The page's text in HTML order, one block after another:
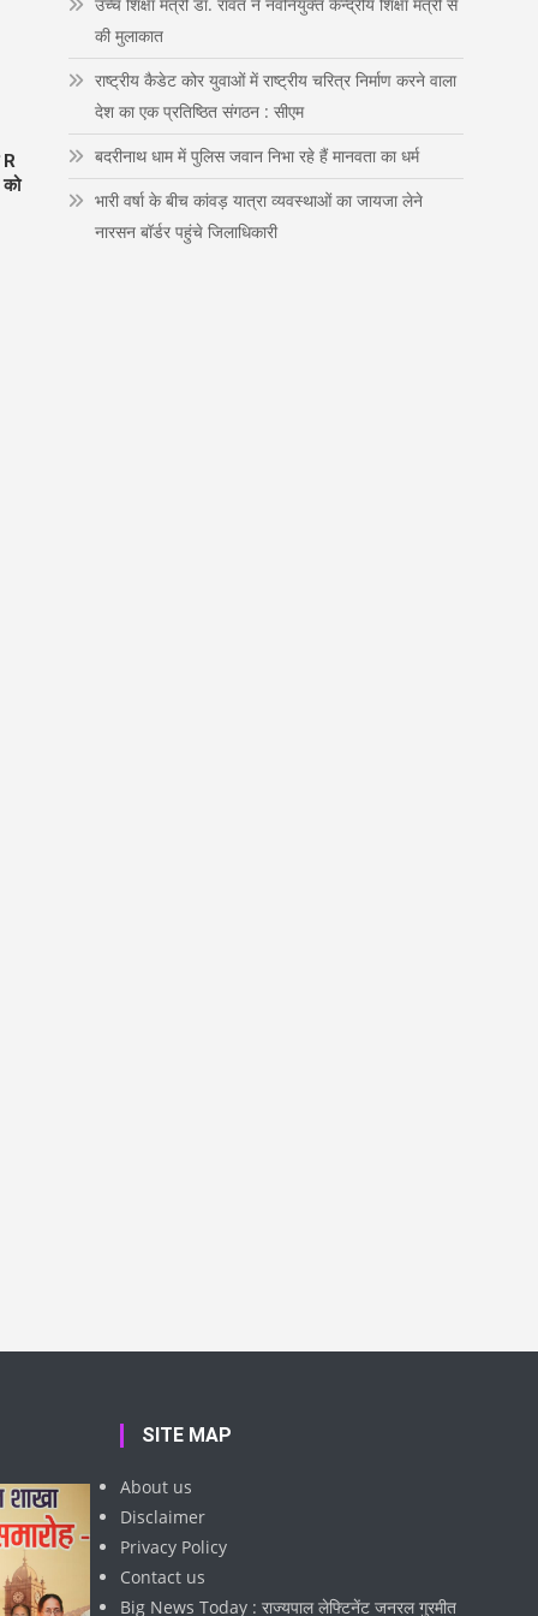
R
n
की मुलाकात
राष्ट्रीय कैडेट कोर युवाओं में राष्ट्रीय चरित्र निर्माण करने वाला
देश का एक प्रतिष्ठित संगठन : सीएम
बदरीनाथ धाम में पुलिस जवान निभा रहे हैं मानवता का धर्म
भारी वर्षा के बीच कांवड़ यात्रा व्यवस्थाओं का जायजा लेने
नारसन बॉर्डर पहुंचे जिलाधिकारी
SITE MAP
About us
Disclaimer
Privacy Policy
Contact us
Big News Today : राज्यपाल लेफ्टिनेंट जनरल गुरमीत